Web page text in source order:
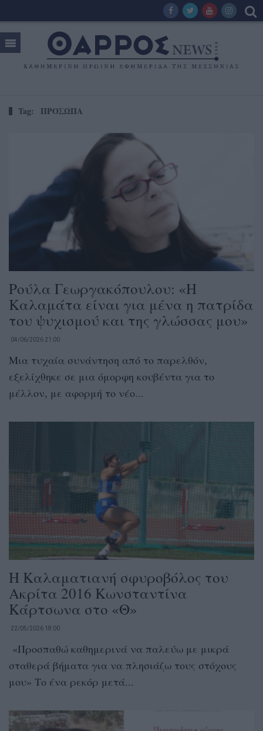
Tag: ΠΡΟΣΩΠΑ
Ρούλα Γεωργακόπουλου: «Η
Καλαμάτα είναι για μένα η πατρίδα
του ψυχισμού και της γλώσσας μου»
04/06/2026 21:00
Μια τυχαία συνάντηση από το παρελθόν,
εξελίχθηκε σε μια όμορφη κουβέντα για το
μέλλον, με αφορμή το νέο...
Η Καλαματιανή σφυροβόλος του
Ακρίτα 2016 Κωνσταντίνα
Κάρτσωνα στο «Θ»
22/05/2026 18:00
«Προσπαθώ καθημερινά να παλεύω με μικρά
σταθερά βήματα για να πλησιάζω τους στόχους
μου» Το ένα ρεκόρ μετά...